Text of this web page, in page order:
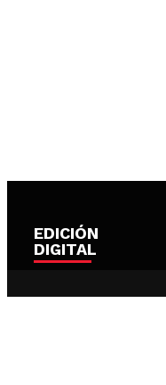
EDICIÓN
DIGITAL